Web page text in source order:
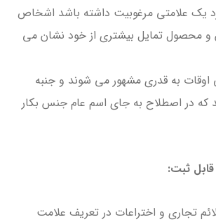
یک علامتی مرغوبیت داشته باشد اشخاص
و محصول تمایل بیشتری از خود نشان می
اوقات به قدری مشهور می شوند و جنبه
که در اصطلاح به جای اسم عام جنس بکار
ثبت:
علائم تجاری و اختراعات در تعریف علامت